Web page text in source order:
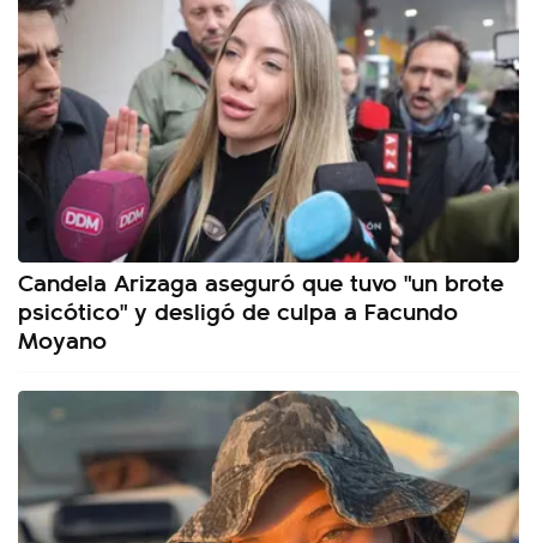
Candela Arizaga aseguró que tuvo "un brote
psicótico" y desligó de culpa a Facundo
Moyano